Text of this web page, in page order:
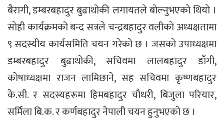
बैरागी, डम्बरबहादुर बुढाथोकी लगायतले बाेल्नुभएकाे थियाे ।
साेही कार्यक्रमको बन्द सत्रले चन्द्रबहादुर वलीकाे अध्यक्षतामा
९ सदस्यीय कार्यसमिति चयन गरेकाे छ । जसकाे उपाध्यक्षमा
डम्बरबहादुर बुढाथोकी, सचिवमा लालबहादुर डाँगी,
काेषाध्यक्षमा राजन लामिछाने, सह सचिवमा कृष्णबहादुर
के.सी. र सदस्यहरूमा हिमबहादुर चाैधरी, बिजुला परियार,
सर्मिला बि.क. र कर्णबहादुर नेपाली चयन हुनुभएको छ ।